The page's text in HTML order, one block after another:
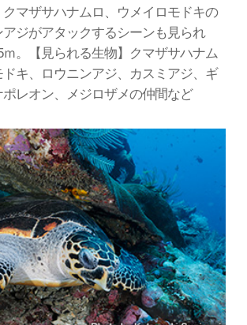
マザサハナムロ、ウメイロモドキの
ジがアタックするシーンも見られ
ｍ。【見られる生物】クマザサハナム
ドキ、ロウニンアジ、カスミアジ、ギ
レオン、メジロザメの仲間など